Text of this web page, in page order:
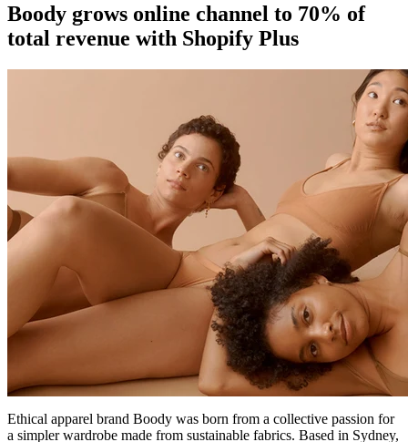
Boody grows online channel to 70% of
total revenue with Shopify Plus
Ethical apparel brand Boody was born from a collective passion for
a simpler wardrobe made from sustainable fabrics. Based in Sydney,